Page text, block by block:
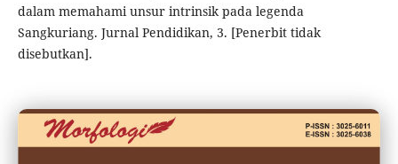
dalam memahami unsur intrinsik pada legenda
Sangkuriang. Jurnal Pendidikan, 3. [Penerbit tidak
disebutkan].